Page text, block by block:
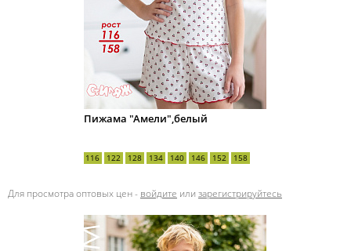
Пижама "Амели",белый
116 122 128 134 140 146 152 158
Для просмотра оптовых цен - войдите или зарегистрируйтесь